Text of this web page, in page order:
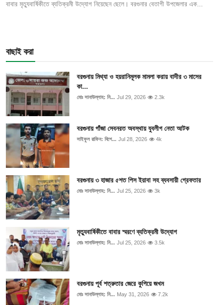
বাবার মৃত্যুবার্ষিকীতে ব্যতিক্রমী উদ্যোগ নিয়েছেন ছেলে। বরগুনার বেতাগী উপজেলার এক...
বাছাই করা
বরগুনায় মিথ্যা ও হয়রানিমূলক মামলা করায় বাদীর ৩ মাসের
কা...
মোঃ সানাউল্লাহ: নি... Jul 29, 2026 2.3k
বরগুনায় গাঁজা সেবনরত অবস্থায় যুবলীগ নেতা আটক
সাইফুল রাফিন: বিশে... Jul 28, 2026 4k
বরগুনায় ৩ হাজার ৫শত পিস ইয়াবা সহ ব্যবসায়ী গ্রেফতার
মোঃ সানাউল্লাহ: নি... Jul 25, 2026 3k
মৃত্যুবার্ষিকীতে বাবার স্মরণে ব্যতিক্রমী উদ্যোগ
মোঃ সানাউল্লাহ: নি... Jul 25, 2026 3.5k
বরগুনায় পূর্ব শত্রুতার জেরে কুপিয়ে জখম
মোঃ সানাউল্লাহ: নি... May 31, 2026 7.2k